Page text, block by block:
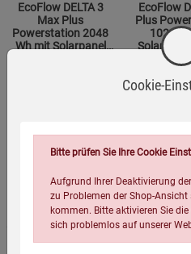
EcoFlow DELTA 3
Max Plus
Powerstation 2048
Wh mit Solarpanel
EcoFlow
Plus
1024
1.248,00
Topseller
Cookie-
Bitte prüfen Sie Ihre Cookie
Aufgrund Ihrer Deaktivierung
zu Problemen der Shop-Ansicht
kommen. Bitte aktivieren Sie
sich problemlos auf unserer